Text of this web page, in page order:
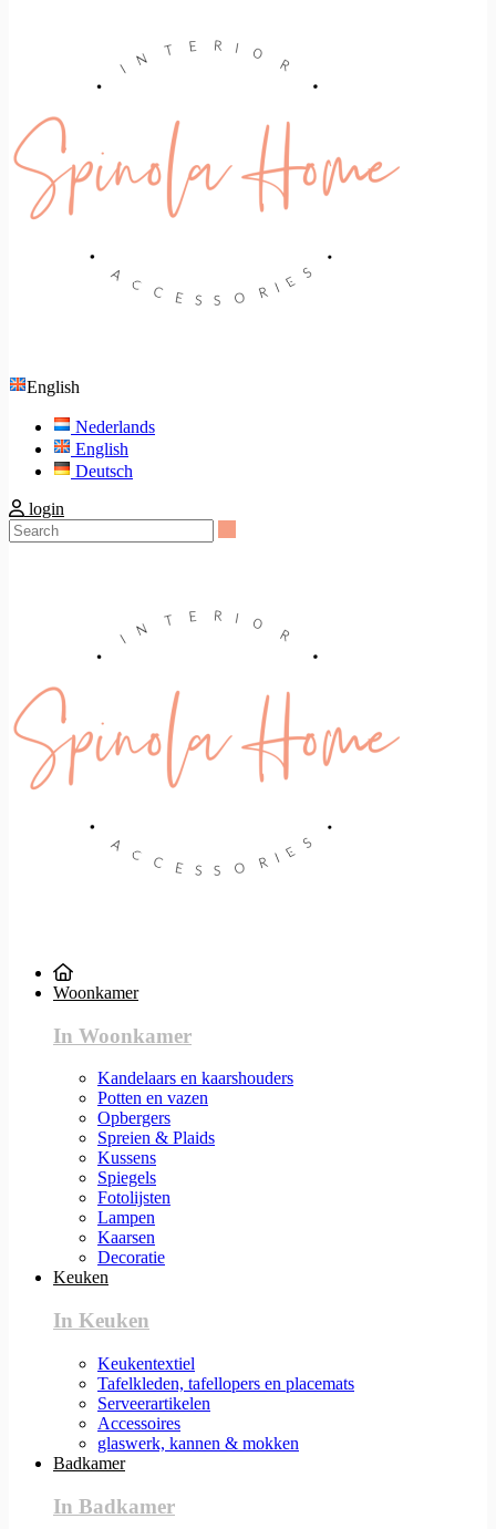
English
Nederlands
English
Deutsch
login
Woonkamer
In Woonkamer
Kandelaars en kaarshouders
Potten en vazen
Opbergers
Spreien & Plaids
Kussens
Spiegels
Fotolijsten
Lampen
Kaarsen
Decoratie
Keuken
In Keuken
Keukentextiel
Tafelkleden, tafellopers en placemats
Serveerartikelen
Accessoires
glaswerk, kannen & mokken
Badkamer
In Badkamer